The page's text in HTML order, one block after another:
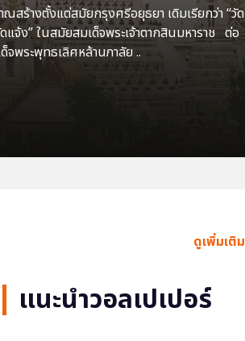
ณสร้างตั้งแต่สมัยกรุงศรีอยุธยา เดิมเรียกว่า “วัด
แจ้ง” ในสมัยสมเด็จพระเจ้าตากสินมหาราช ต่อ
จพระพุทธเลิศหล้านภาลัย ..
ดูเพิ่มเติม
แนะนำวอลเปเปอร์